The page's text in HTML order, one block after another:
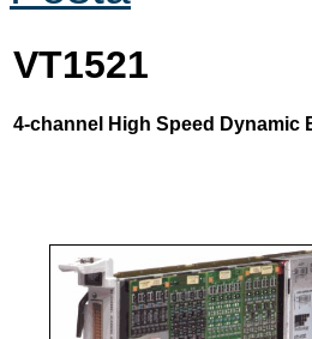
VT1521
4-channel High Speed Dynamic